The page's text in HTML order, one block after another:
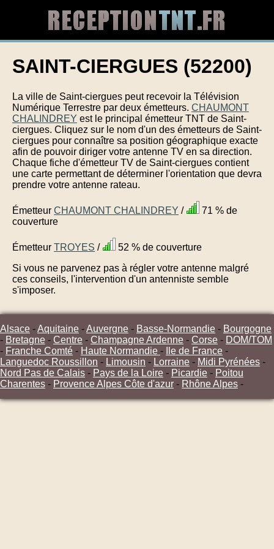
SAINT-CIERGUES (52200)
La ville de Saint-ciergues peut recevoir la Télévision
Numérique Terrestre par deux émetteurs. CHAUMONT
CHALINDREY est le principal émetteur TNT de Saint-
ciergues. Cliquez sur le nom d'un des émetteurs de Saint-
ciergues pour connaître sa position géographique exacte
afin de pouvoir diriger votre antenne TV en sa direction.
Chaque fiche d'émetteur TV de Saint-ciergues contient
une carte permettant de déterminer l'orientation que devra
prendre votre antenne rateau.
Émetteur CHAUMONT CHALINDREY /
71 % de
couverture
Émetteur TROYES /
52 % de couverture
Si vous ne parvenez pas à régler votre antenne malgré
ces conseils, l'intervention d'un antenniste semble
s'imposer.
Alsace -Aquitaine -Auvergne - Basse-Normandie - Bourgogne
- Bretagne - Centre - Champagne Ardenne - Corse - DOM/TOM
- Franche Comté - Haute Normandie - Ile de France -
Languedoc Roussillon - Limousin - Lorraine - Midi Pyrénées -
Nord Pas de Calais - Pays de la Loire - Picardie - Poitou
Charentes - Provence Alpes Côte d'azur - Rhône Alpes -